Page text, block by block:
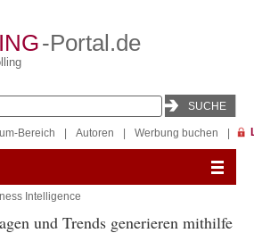
-Portal.de
Bereich Autoren Werbung buchen
Intelligence
und Trends generieren mithilfe